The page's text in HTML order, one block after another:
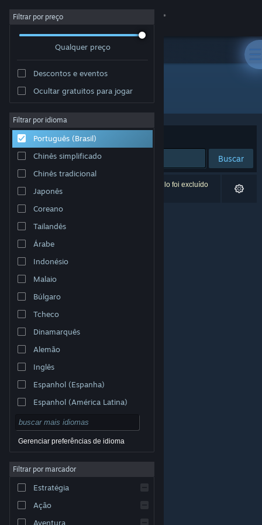
Iniciar sessão
Sobre
Suporte
Alterar idioma
Baixe o aplicativo móvel do Steam
Ver versão para computadores
© Valve Corporation. Todos os direitos reservados.
respectivos donos nos EUA e em outros países.
Acessibilidade
Reembolsos|Cookies
Filtrar por preço
Qualquer preço
Descontos e eventos
Ocultar gratuitos para jogar
Filtrar por idioma
Português (Brasil)
Chinês simplificado
Chinês tradicional
Japonês
Coreano
Tailandês
Árabe
Indonésio
Malaio
Búlgaro
Tcheco
Dinamarquês
Alemão
Inglês
Espanhol (Espanha)
Espanhol (América Latina)
Gerenciar preferências de idioma
Filtrar por marcador
Estratégia
Ação
Aventura
Desenvolvedor: Team Zimno
Ordenar por Relevância
Buscar
0 resultados correspondem à sua busca. Um título foi excluído
de acordo com as suas preferências.